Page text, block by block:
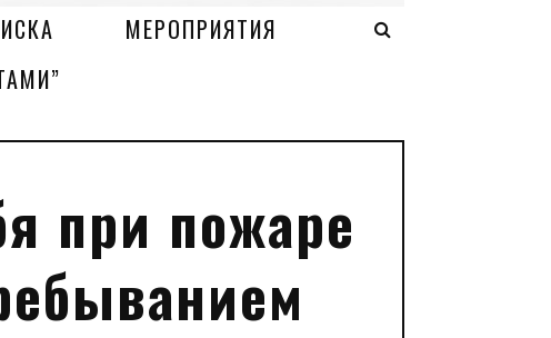
МЕРОПРИЯТИЯ
при пожаре